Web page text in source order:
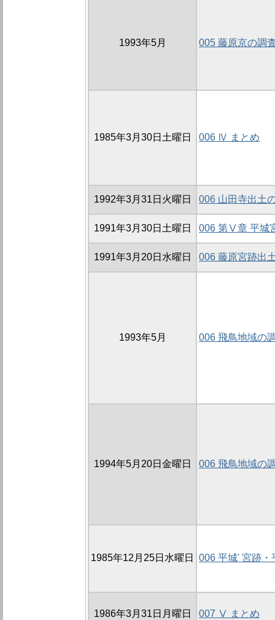
1993年5月 005 藤原京の調
1985年3月30日土曜日 006 Ⅳ まとめ
1992年3月31日火曜日 006 山田寺出土
1991年3月30日土曜日 006 第Ⅴ章 平城
1991年3月20日水曜日 006 藤原宮跡出
1993年5月 006 飛鳥地域の
1994年5月20日金曜日 006 飛鳥地域の
1985年12月25日水曜日 006 平城' 宮跡・
1986年3月31日月曜日 007 Ⅴ まとめ